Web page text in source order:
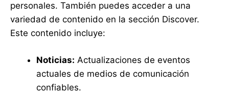
personales. También puedes acceder a una
variedad de contenido en la sección Discover.
Este contenido incluye:
Noticias: Actualizaciones de eventos
actuales de medios de comunicación
confiables.